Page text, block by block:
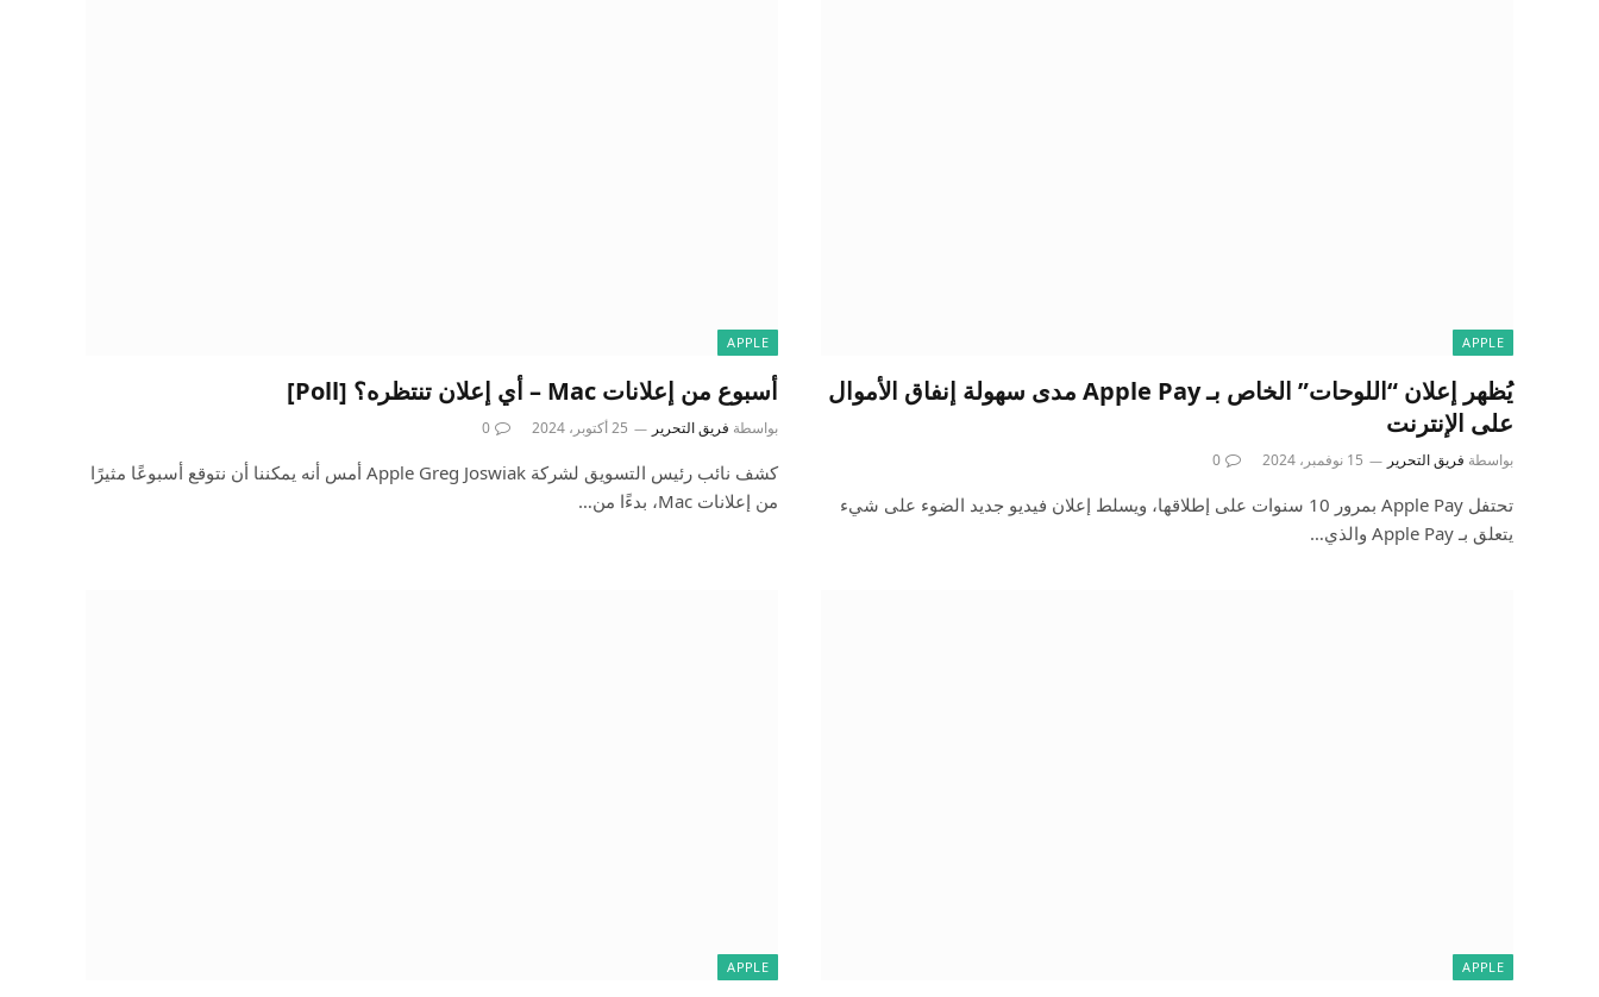
APPLE
يُظهر إعلان “اللوحات” الخاص بـ Apple Pay مدى سهولة إنفاق الأموال
على الإنترنت
بواسطة فريق التحرير 15 نوفمبر، 2024 0
تحتفل Apple Pay بمرور 10 سنوات على إطلاقها، ويسلط إعلان فيديو جديد الضوء على شيء
يتعلق بـ Apple Pay والذي…
APPLE
أسبوع من إعلانات Mac – أي إعلان تنتظره؟ [Poll]
بواسطة فريق التحرير 25 أكتوبر، 2024 0
كشف نائب رئيس التسويق لشركة Apple Greg Joswiak أمس أنه يمكننا أن نتوقع أسبوعًا مثيرًا
من إعلانات Mac، بدءًا من…
APPLE
APPLE